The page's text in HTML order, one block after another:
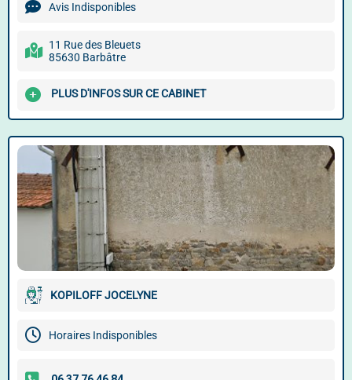
Avis Indisponibles
11 Rue des Bleuets
85630 Barbâtre
PLUS D'INFOS SUR CE CABINET
KOPILOFF JOCELYNE
Horaires Indisponibles